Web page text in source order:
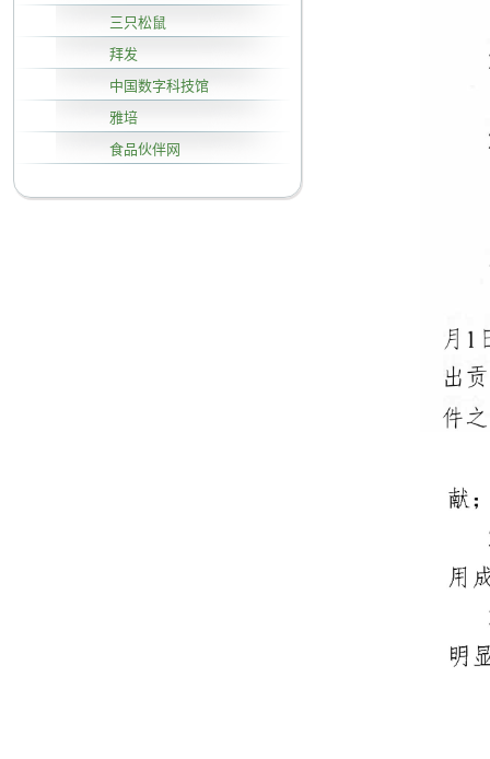
三只松鼠
拜发
中国数字科技馆
雅培
食品伙伴网